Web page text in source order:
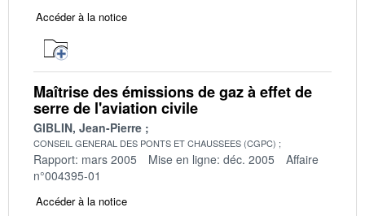
Accéder à la notice
Maîtrise des émissions de gaz à effet de
serre de l'aviation civile
GIBLIN, Jean-Pierre
CONSEIL GENERAL DES PONTS ET CHAUSSEES (CGPC)
Rapport: mars 2005 Mise en ligne: déc. 2005
Affaire
n°004395-01
Accéder à la notice